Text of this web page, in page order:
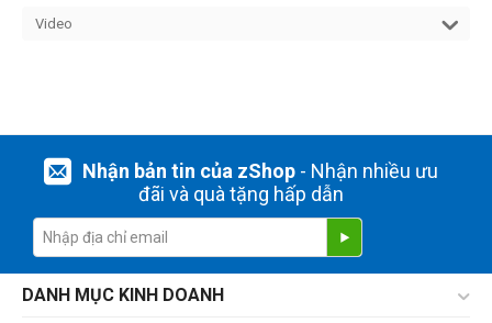
Video
Nhận bản tin của zShop- Nhận nhiều ưu
đãi và quà tặng hấp dẫn
DANH MỤC KINH DOANH